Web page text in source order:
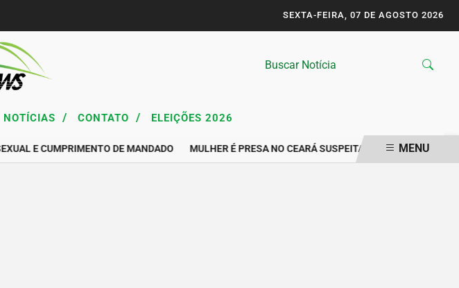
SEXTA-FEIRA, 07 DE AGOSTO 2026
NOTÍCIAS / CONTATO / ELEIÇÕES 2026
E CUMPRIMENTO DE MANDADO MULHER É PRESA NO CEARÁ SUSPEITA DE GRAVAR VÍDEO
MENU